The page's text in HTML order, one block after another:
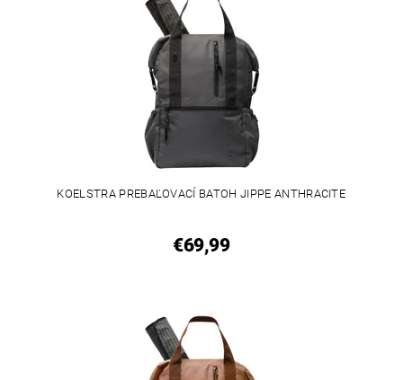
KOELSTRA PREBAĽOVACÍ BATOH JIPPE ANTHRACITE
€69,99